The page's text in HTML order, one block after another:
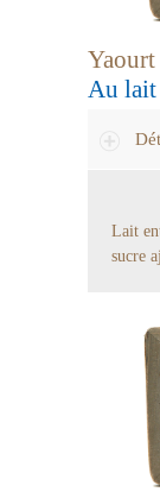
Au lait
Lait
sucre